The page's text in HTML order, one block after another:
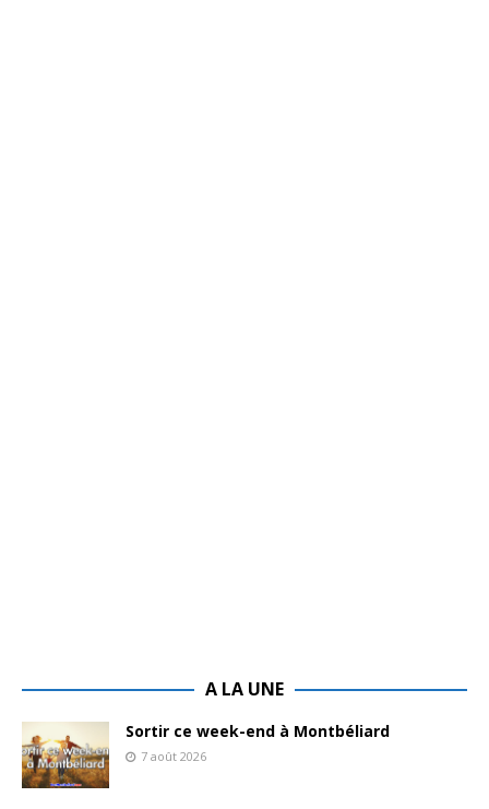
A LA UNE
Sortir ce week-end à Montbéliard
7 août 2026